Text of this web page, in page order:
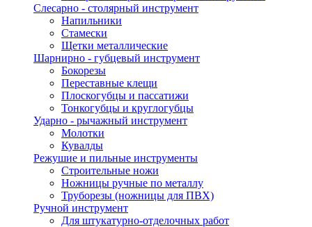
Слесарно - столярный инструмент
Напильники
Стамески
Щетки металлические
Шарнирно - губцевый инструмент
Бокорезы
Переставные клещи
Плоскогубцы и пассатижи
Тонкогубцы и круглогубцы
Ударно - рычажный инструмент
Молотки
Кувалды
Режушие и пильные инструменты
Строительные ножи
Ножницы ручные по металлу
Труборезы (ножницы для ПВХ)
Ручной инструмент
Для штукатурно-отделочных работ